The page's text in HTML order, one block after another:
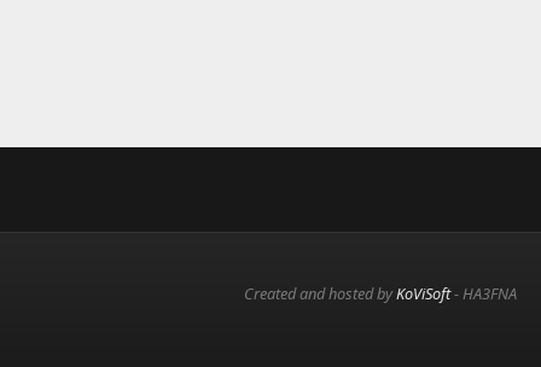
Created and hosted byKoViSoft- HA3FNA